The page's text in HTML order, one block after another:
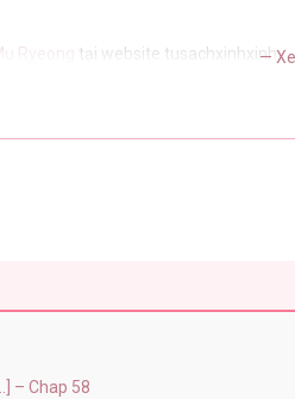
Ryeong tại website tusachxinhxinh
—
– Chap 58